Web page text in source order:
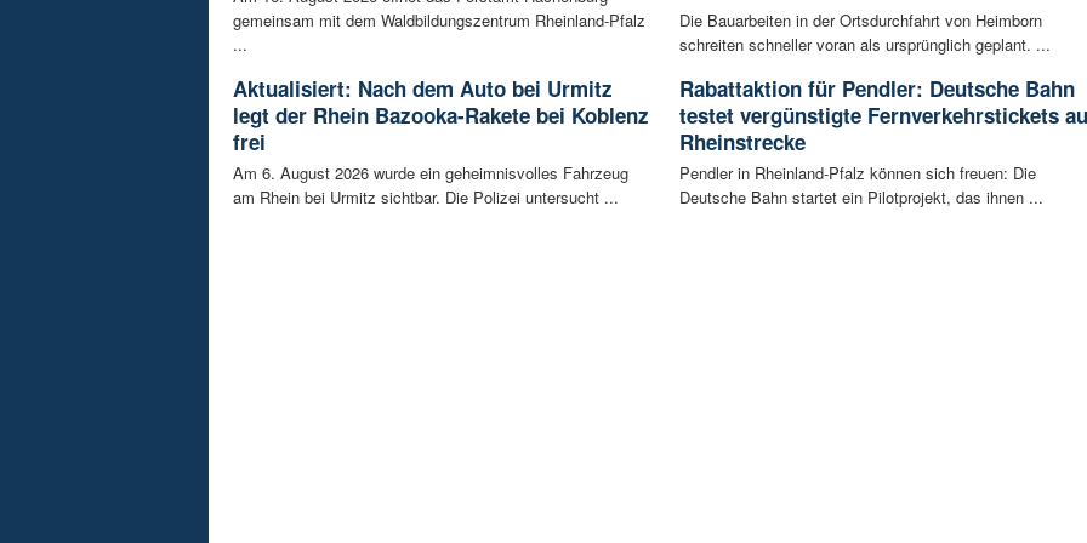
gemeinsam mit dem Waldbildungszentrum Rheinland-Pfalz
...
Aktualisiert: Nach dem Auto bei Urmitz
legt der Rhein Bazooka-Rakete bei Koblenz
frei
Am 6. August 2026 wurde ein geheimnisvolles Fahrzeug
am Rhein bei Urmitz sichtbar. Die Polizei untersucht ...
Die Bauarbeiten in der Ortsdurchfahrt von Heimborn
schreiten schneller voran als ursprünglich geplant. ...
Rabattaktion für Pendler: Deutsche Bahn
testet vergünstigte Fernverkehrstickets
Rheinstrecke
Pendler in Rheinland-Pfalz können sich freuen: Die
Deutsche Bahn startet ein Pilotprojekt, das ihnen ...